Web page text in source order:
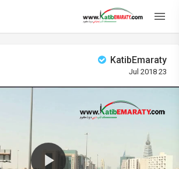
KatibEmaraty
23 Jul 2018